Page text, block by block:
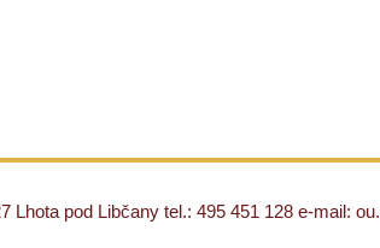
Lhota pod Libčany tel.: 495 451 128 e-mail: